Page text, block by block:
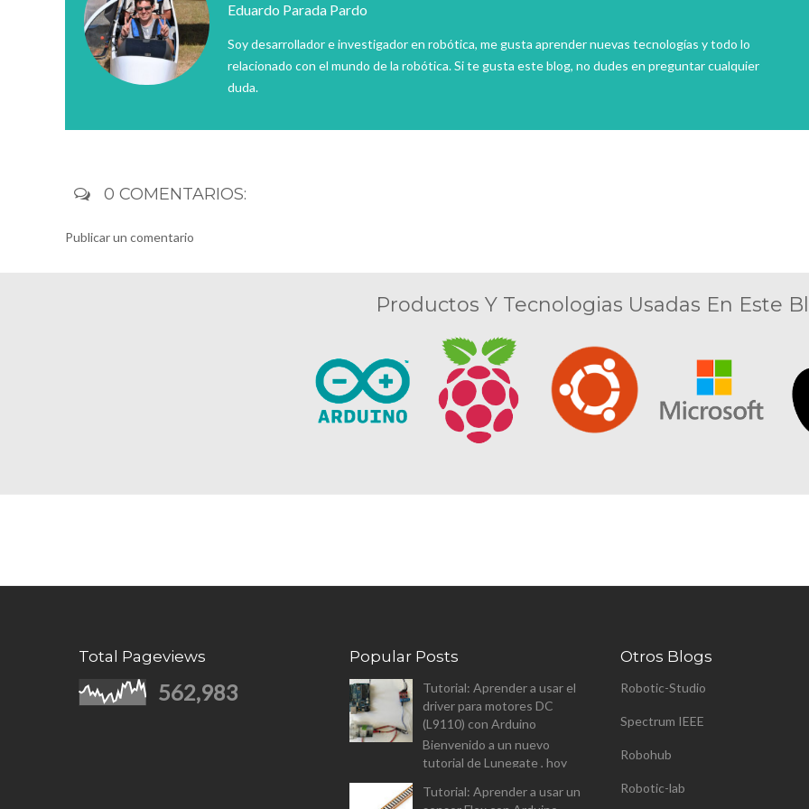
Eduardo Parada Pardo
Soy desarrollador e investigador en robótica, me gusta aprender nuevas tecnologías y todo lo
relacionado con el mundo de la robótica. Si te gusta este blog, no dudes en preguntar cualquier
duda.
0 COMENTARIOS:
Publicar un comentario
Productos Y Tecnologias Usadas En Este
Total Pageviews
562,983
Popular Posts
Tutorial: Aprender a usar el
driver para motores DC
(L9110) con Arduino
Bienvenido a un nuevo
tutorial de Lunegate , hoy
controlar motores DC (L9110
Tutorial: Aprender a usar un
Otros Blogs
Robotic-Studio
Spectrum IEEE
Robohub
Robotic-lab